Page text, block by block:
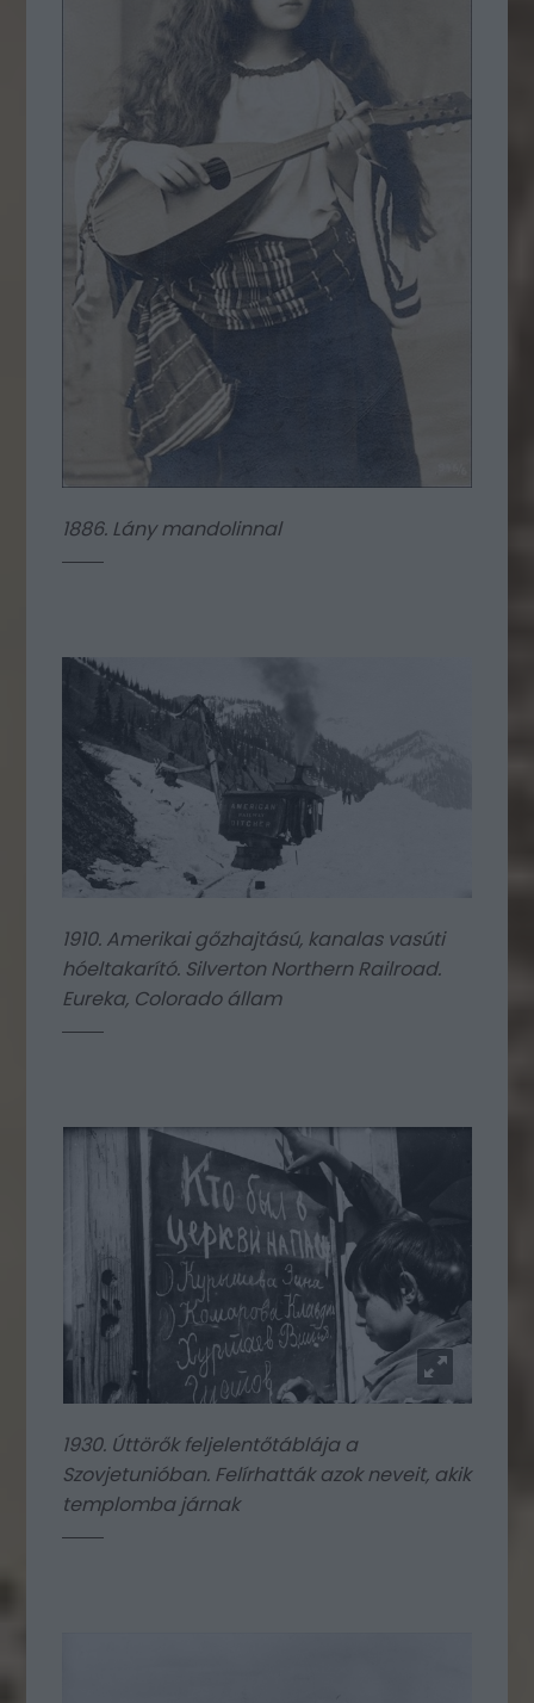
1886. Lány mandolinnal
1910. Amerikai gőzhajtású, kanalas vasúti
hóeltakarító. Silverton Northern Railroad.
Eureka, Colorado állam
1930. Úttörők feljelentőtáblája a
Szovjetunióban. Felírhatták azok neveit, akik
templomba járnak